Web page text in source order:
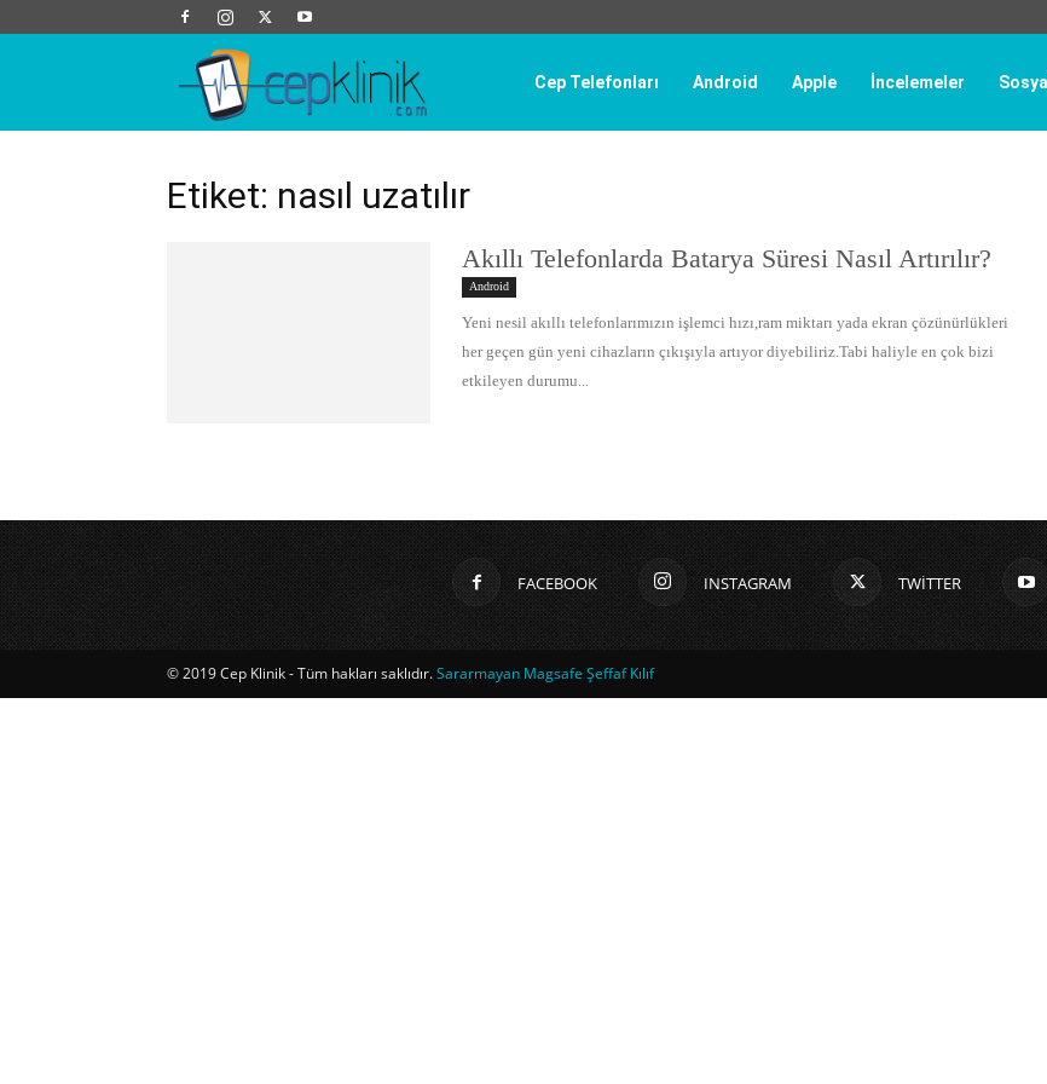
Klinik
Cep Telefonları Android Apple İncelemeler
Etiket: nasıl uzatılır
Akıllı Telefonlarda Batarya Süresi Nasıl Artırılır?
Android
Yeni nesil akıllı telefonlarımızın işlemci hızı,ram miktarı yada ekran çözünürlükleri
her geçen gün yeni cihazların çıkışıyla artıyor diyebiliriz.Tabi haliyle en çok bizi
etkileyen durumu...
FACEBOOK INSTAGRAM TWITTER
© 2019 Cep Klinik - Tüm hakları saklıdır.Sararmayan Magsafe Şeffaf Kılıf